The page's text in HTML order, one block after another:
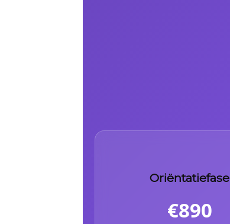
Oriëntatiefase
€890